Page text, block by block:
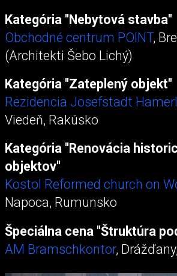
Kategória "Nebytová stavba"
Obchodné centrum POINT,
(Architekti Šebo Lichý)
Kategória "Zateplený objekt"
Rezidencia Josefstadt
Viedeň, Rakúsko
Kategória "Renovácia
objektov"
Kostol Reformed church on
Napoca, Rumunsko
Špeciálna cena "Štruktúra
AM Bramschkontor,